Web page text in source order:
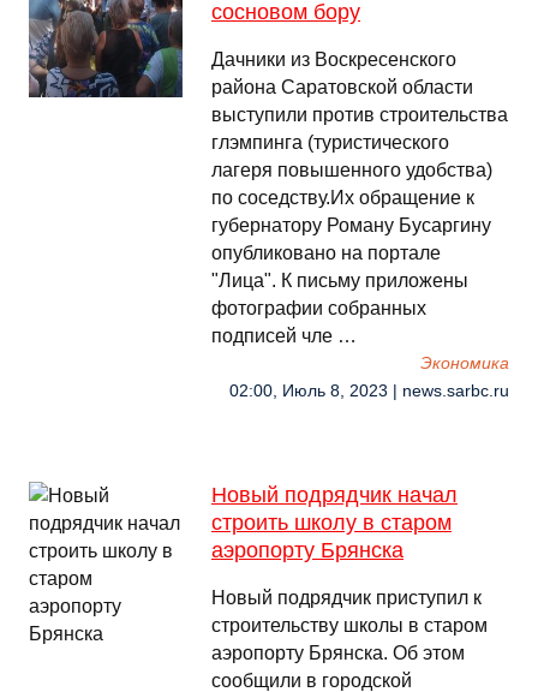
сосновом бору
Дачники из Воскресенского
района Саратовской области
выступили против строительства
глэмпинга (туристического
лагеря повышенного удобства)
по соседству.Их обращение к
губернатору Роману Бусаргину
опубликовано на портале
"Лица". К письму приложены
фотографии собранных
подписей чле …
Экономика
02:00, Июль 8, 2023 | news.sarbc.ru
Новый подрядчик начал
строить школу в старом
аэропорту Брянска
Новый подрядчик приступил к
строительству школы в старом
аэропорту Брянска. Об этом
сообщили в городской